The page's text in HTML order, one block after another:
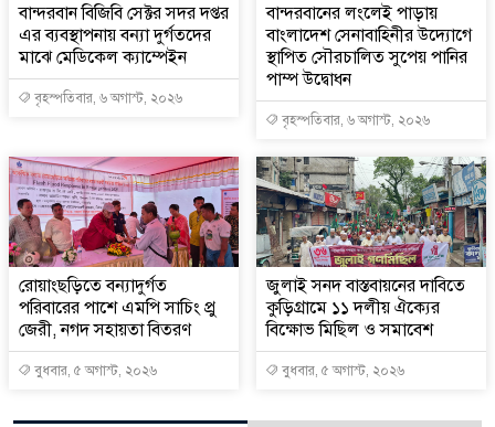
বান্দরবান বিজিবি সেক্টর সদর দপ্তর
এর ব্যবস্থাপনায় বন্যা দুর্গতদের
মাঝে মেডিকেল ক্যাম্পেইন
বৃহস্পতিবার, ৬ অগাস্ট, ২০২৬
বান্দরবানের লংলেই পাড়ায়
বাংলাদেশ সেনাবাহিনীর উদ্যোগে
স্থাপিত সৌরচালিত সুপেয় পানির
পাম্প উদ্বোধন
বৃহস্পতিবার, ৬ অগাস্ট, ২০২৬
রোয়াংছড়িতে বন্যাদুর্গত
পরিবারের পাশে এমপি সাচিং প্রু
জেরী, নগদ সহায়তা বিতরণ
বুধবার, ৫ অগাস্ট, ২০২৬
জুলাই সনদ বাস্তবায়নের দাবিতে
কুড়িগ্রামে ১১ দলীয় ঐক্যের
বিক্ষোভ মিছিল ও সমাবেশ
বুধবার, ৫ অগাস্ট, ২০২৬